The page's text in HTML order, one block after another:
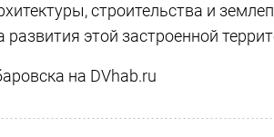
строительства и
этой застроенной
на DVhab.ru